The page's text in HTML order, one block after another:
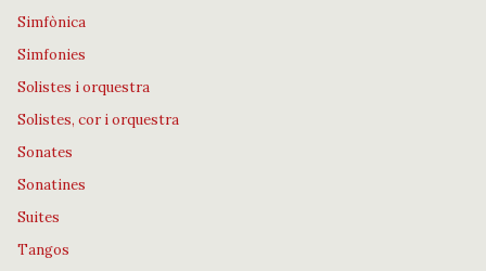
Simfònica
Simfonies
Solistes i orquestra
Solistes, cor i orquestra
Sonates
Sonatines
Suites
Tangos